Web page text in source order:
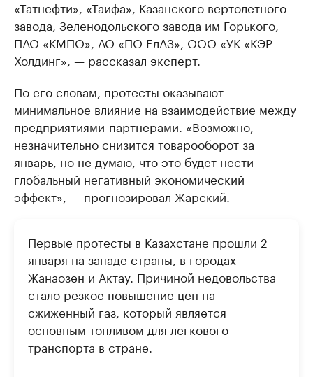
«Татнефти», «Таифа», Казанского вертолетного
завода, Зеленодольского завода им Горького,
ПАО «КМПО», АО «ПО ЕлАЗ», ООО «УК «КЭР-
Холдинг», — рассказал эксперт.
По его словам, протесты оказывают
минимальное влияние на взаимодействие между
предприятиями-партнерами. «Возможно,
незначительно снизится товарооборот за
январь, но не думаю, что это будет нести
глобальный негативный экономический
эффект», — прогнозировал Жарский.
Первые протесты в Казахстане прошли 2
января на западе страны, в городах
Жанаозен и Актау. Причиной недовольства
стало резкое повышение цен на
сжиженный газ, который является
основным топливом для легкового
транспорта в стране.